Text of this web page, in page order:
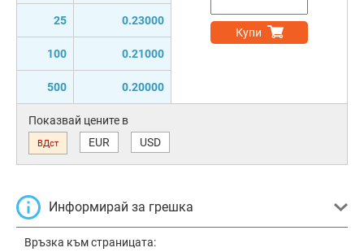
25 0.23000
100 0.21000
500 0.20000
Купи
Показвай цените в
ВДст EUR USD
Информирай за грешка
Връзка към страницата: